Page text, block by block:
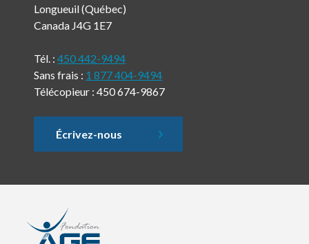
Longueuil (Québec)
Canada J4G 1E7
Tél. :450 442-9494
Sans frais : 1 877 404-9494
Télécopieur : 450 674-9867
Écrivez-nous